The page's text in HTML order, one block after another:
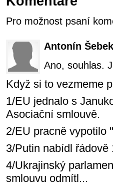
Pro možnost psaní
Antonín Šebek
Ano, souhlas.
Když si to vezmeme
1/EU jednalo s
Asociační smlouvě.
2/EU pracně vypotilo
3/Putin nabídl řádově
4/Ukrajinský
smlouvu odmítl...